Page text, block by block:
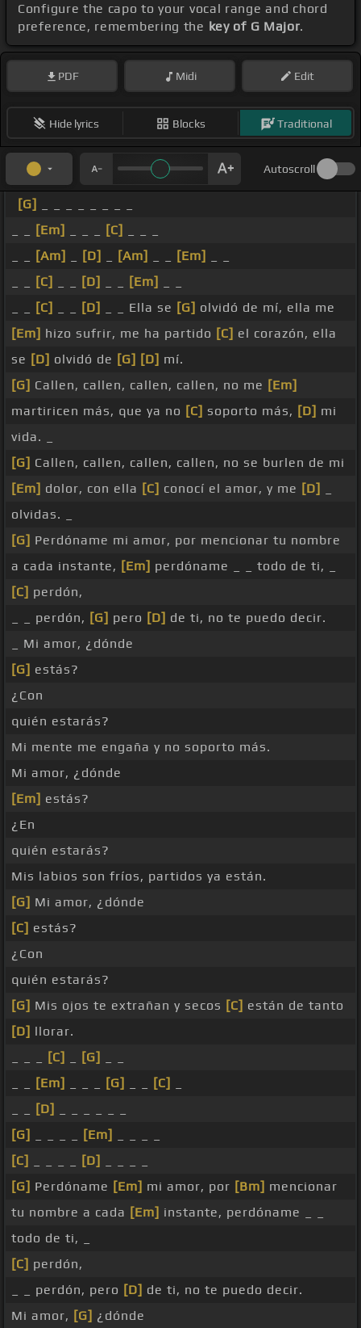
Configure the capo to your vocal range and chord
preference, remembering the key of G Major.
PDF Midi Edit
Hide lyrics Blocks Traditional
Autoscroll
[G]
[Em] [C]
[Am] [D] [Am] [Em]
[C] [D] [Em]
[C] [D] _ _ Ella se [G] olvidó de mí, ella me
[Em] hizo sufrir, me ha partido [C] el corazón, ella
se [D] olvidó de [G] [D] mí.
[G] Callen, callen, callen, callen, no me [Em]
martiricen más, que ya no [C] soporto más, [D] mi
vida. _
[G] Callen, callen, callen, callen, no se burlen de mi
[Em] dolor, con ella [C] conocí el amor, y me [D]
olvidas. _
[G] Perdóname mi amor, por mencionar tu nombre
a cada instante, [Em] perdóname _ _ todo de ti, _
[C] perdón,
_ _ perdón, [G] pero [D] de ti, no te puedo decir.
_ Mi amor, ¿dónde
[G] estás?
¿Con
quién estarás?
Mi mente me engaña y no soporto más.
Mi amor, ¿dónde
[Em] estás?
¿En
quién estarás?
Mis labios son fríos, partidos ya están.
[G] Mi amor, ¿dónde
[C] estás?
¿Con
quién estarás?
[G] Mis ojos te extrañan y secos [C] están de tanto
[D] llorar.
[C] [G]
[Em] [G] [C]
[D]
[G]
[Em]
[C]
[D]
[G] Perdóname [Em] mi amor, por [Bm] mencionar
tu nombre a cada [Em] instante, perdóname _ _
todo de ti, _
[C] perdón,
_ _ perdón, pero [D] de ti, no te puedo decir.
Mi amor, [G] ¿dónde